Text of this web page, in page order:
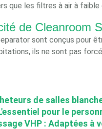
que les filtres à air à
de Cleanroom
sont conçus pour
ils ne sont pas
de salles
pour le
VHP : Adaptées à